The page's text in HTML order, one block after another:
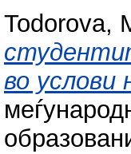
Todorova,
во услови